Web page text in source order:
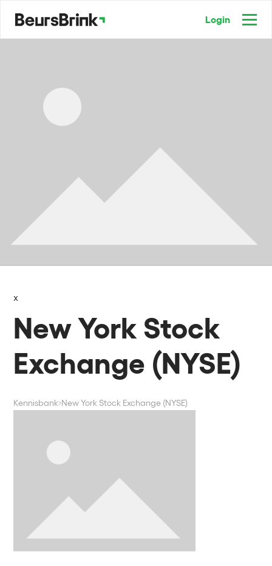
Login
x
New York Stock
Exchange (NYSE)
Kennisbank New York Stock Exchange (NYSE)